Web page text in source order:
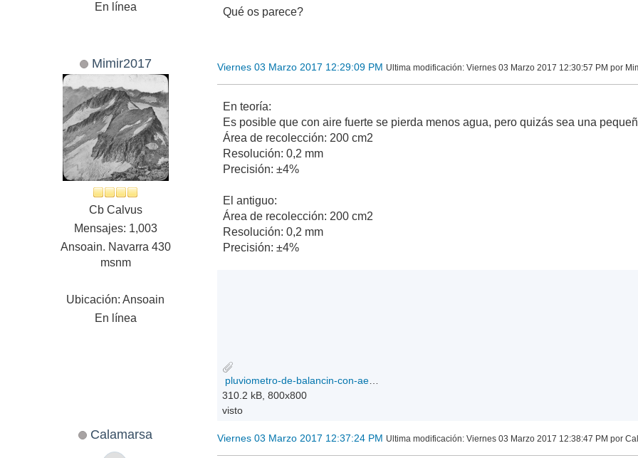
En línea
Qué os parece?
Mimir2017
Cb Calvus
Mensajes: 1,003
Ansoain. Navarra 430
msnm
Ubicación: Ansoain
En línea
Viernes 03 Marzo 2017 12:29:09 PM Ultima modificación: Viernes 03 Marzo 2017 12:30:57 PM por
En teoría:
Es posible que con aire fuerte se pierda menos agua, pero quizás sea una
Área de recolección: 200 cm2
Resolución: 0,2 mm
Precisión: ±4%
El antiguo:
Área de recolección: 200 cm2
Resolución: 0,2 mm
Precisión: ±4%
310.2 kB, 800x800
visto
Calamarsa Viernes 03 Marzo 2017 12:37:24 PM Ultima modificación: Viernes 03 Marzo 2017 12:38:47 PM por